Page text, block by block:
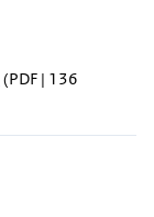
(PDF | 136